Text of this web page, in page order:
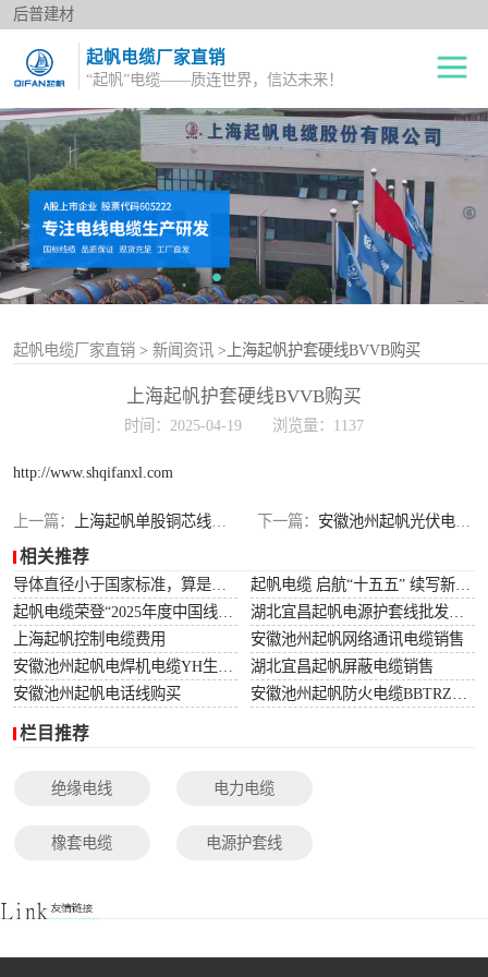
后普建材
起帆电缆厂家直销
“起帆”电缆——质连世界，信达未来！
起帆电缆厂家直销 > 新闻资讯 >上海起帆护套硬线BVVB购买
上海起帆护套硬线BVVB购买
时间：2025-04-19 浏览量：1137
http://www.shqifanxl.com
上一篇： 上海起帆单股铜芯线BV价格 下一篇： 安徽池州起帆光伏电缆工厂
相关推荐
上海起帆控制电缆费用
安徽池州起帆网络通讯电缆销售
湖北宜昌起帆屏蔽电缆销售
安徽池州起帆电话线购买
栏目推荐
绝缘电线 电力电缆
橡套电缆 电源护套线
绝缘电线
电力电缆
橡套电缆
电源护套线
控制电缆
光伏电缆
特种电缆
网络通讯电缆
单股铜芯线BV
多股铜芯软电线BVR
双绞花线RVS
阻燃电线